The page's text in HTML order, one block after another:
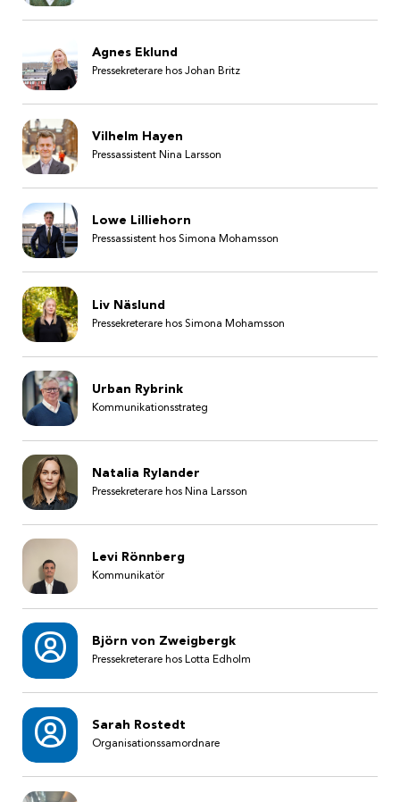
Agnes Eklund
Pressekreterare hos Johan Britz
Vilhelm Hayen
Pressassistent Nina Larsson
Lowe Lilliehorn
Pressassistent hos Simona Mohamsson
Liv Näslund
Pressekreterare hos Simona Mohamsson
Urban Rybrink
Kommunikationsstrateg
Natalia Rylander
Pressekreterare hos Nina Larsson
Levi Rönnberg
Kommunikatör
Björn von Zweigbergk
Pressekreterare hos Lotta Edholm
Sarah Rostedt
Organisationssamordnare